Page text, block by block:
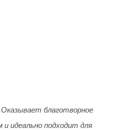
благотворное
и идеально подходит для